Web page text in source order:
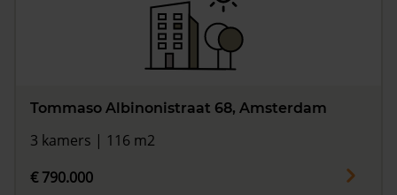
Tommaso Albinonistraat 68, Amsterdam
3 kamers | 116 m2
€ 790.000